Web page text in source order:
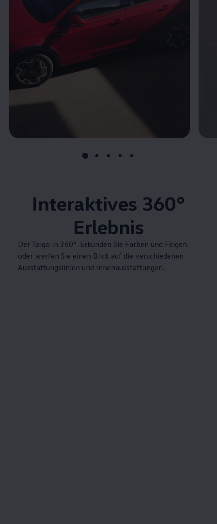
Interaktives 360°
Erlebnis
Der Taigo in 360°. Erkunden Sie Farben und Felgen
oder werfen Sie einen Blick auf die verschiedenen
Ausstattungslinien und Innenausstattungen.